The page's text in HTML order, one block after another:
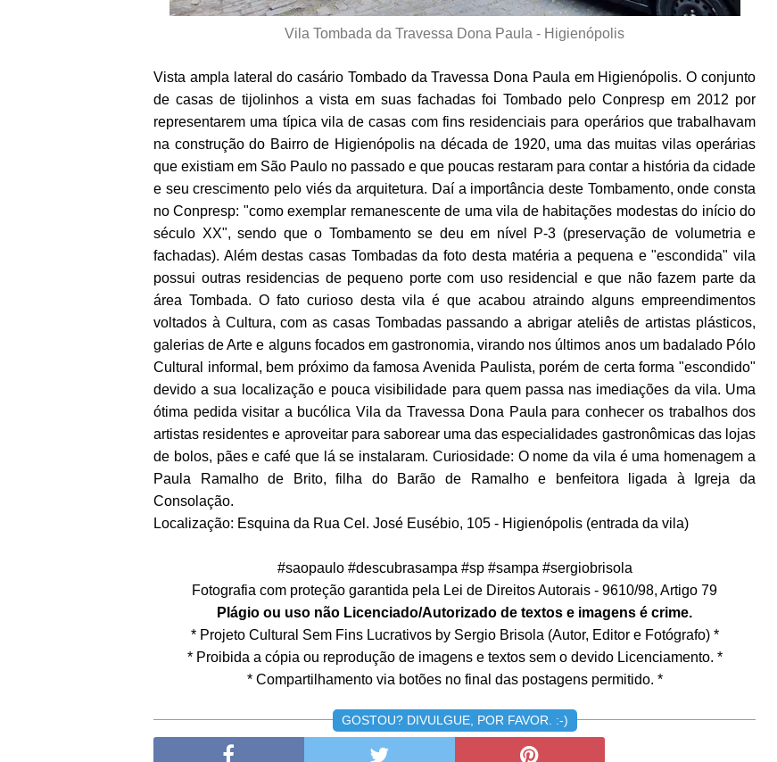
Vila Tombada da Travessa Dona Paula - Higienópolis
Vista ampla lateral do casário Tombado da Travessa Dona Paula em Higienópolis. O conjunto
de casas de tijolinhos a vista em suas fachadas foi Tombado pelo Conpresp em 2012 por
representarem uma típica vila de casas com fins residenciais para operários que trabalhavam
na construção do Bairro de Higienópolis na década de 1920, uma das muitas vilas operárias
que existiam em São Paulo no passado e que poucas restaram para contar a história da cidade
e seu crescimento pelo viés da arquitetura. Daí a importância deste Tombamento, onde consta
no Conpresp: "como exemplar remanescente de uma vila de habitações modestas do início do
século XX", sendo que o Tombamento se deu em nível P-3 (preservação de volumetria e
fachadas). Além destas casas Tombadas da foto desta matéria a pequena e "escondida" vila
possui outras residencias de pequeno porte com uso residencial e que não fazem parte da
área Tombada. O fato curioso desta vila é que acabou atraindo alguns empreendimentos
voltados à Cultura, com as casas Tombadas passando a abrigar ateliês de artistas plásticos,
galerias de Arte e alguns focados em gastronomia, virando nos últimos anos um badalado Pólo
Cultural informal, bem próximo da famosa Avenida Paulista, porém de certa forma "escondido"
devido a sua localização e pouca visibilidade para quem passa nas imediações da vila. Uma
ótima pedida visitar a bucólica Vila da Travessa Dona Paula para conhecer os trabalhos dos
artistas residentes e aproveitar para saborear uma das especialidades gastronômicas das lojas
de bolos, pães e café que lá se instalaram. Curiosidade: O nome da vila é uma homenagem a
Paula Ramalho de Brito, filha do Barão de Ramalho e benfeitora ligada à Igreja da
Consolação.
Localização: Esquina da Rua Cel. José Eusébio, 105 - Higienópolis (entrada da vila)
#saopaulo #descubrasampa #sp #sampa #sergiobrisola
Fotografia com proteção garantida pela Lei de Direitos Autorais - 9610/98, Artigo 79
Plágio ou uso não Licenciado/Autorizado de textos e imagens é crime.
* Projeto Cultural Sem Fins Lucrativos by Sergio Brisola (Autor, Editor e Fotógrafo) *
* Proibida a cópia ou reprodução de imagens e textos sem o devido Licenciamento. *
* Compartilhamento via botões no final das postagens permitido. *
GOSTOU? DIVULGUE, POR FAVOR. :-)